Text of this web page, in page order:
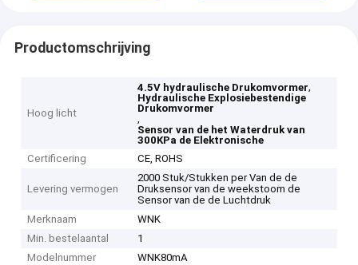
Productomschrijving
Hoog licht
4.5V hydraulische Drukomvormer,
Hydraulische Explosiebestendige
Drukomvormer
,
Sensor van de het Waterdruk van
300KPa de Elektronische
Certificering
CE, ROHS
Levering vermogen
2000 Stuk/Stukken per Van de de
Druksensor van de weekstoom de
Sensor van de de Luchtdruk
Merknaam
WNK
Min. bestelaantal
1
Modelnummer
WNK80mA